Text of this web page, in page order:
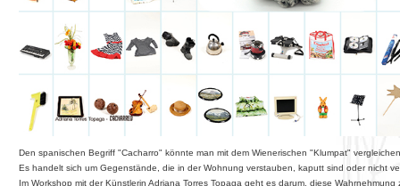
Den spanischen Begriff "Cacharro" könnte man mit dem Wienerischen "Klumpat"
Es handelt sich um Gegenstände, die in der Wohnung verstauben, kaputt sind oder nicht
Im Workshop mit der Künstlerin Adriana Torres Topaga geht es darum, diese Wahrnehmung